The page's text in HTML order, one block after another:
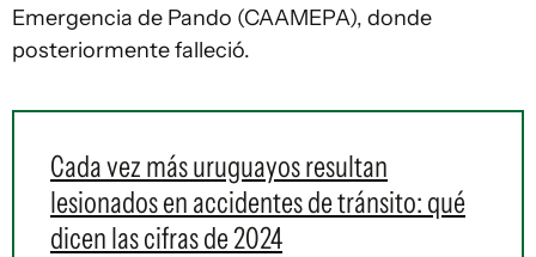
Emergencia de Pando (CAAMEPA), donde
posteriormente falleció.
Cada vez más uruguayos resultan
lesionados en accidentes de tránsito: qué
dicen las cifras de 2024